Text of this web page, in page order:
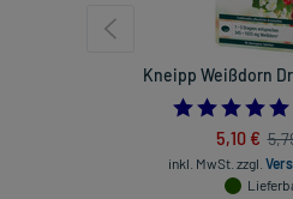
Kneipp Weißdorn
5,10 €
inkl. MwSt. zzgl.